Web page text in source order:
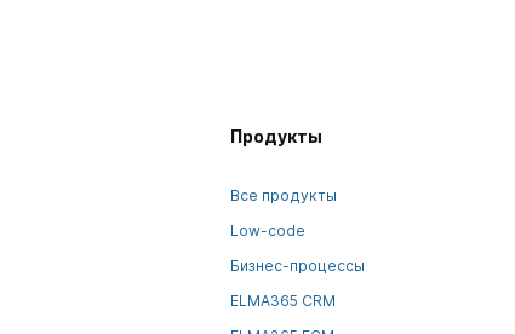
Продукты
Все продукты
Low-code
Бизнес-процессы
ELMA365 CRM